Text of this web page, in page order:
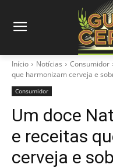
Início Notícias Consumidor
que harmonizam cerveja e
Consumidor
Um doce
e receitas
cerveja e